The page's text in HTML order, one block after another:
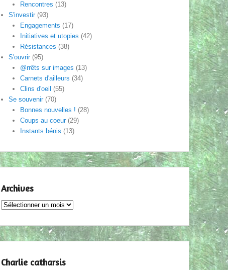
Rencontres (13)
S'investir(93)
Engagements (17)
Initiatives et utopies (42)
Résistances (38)
S'ouvrir(95)
@rrêts sur images (13)
Carnets d'ailleurs (34)
Clins d'oeil (55)
Se souvenir(70)
Bonnes nouvelles ! (28)
Coups au coeur(29)
Instants bénis (13)
Archives
Archives
Charlie catharsis